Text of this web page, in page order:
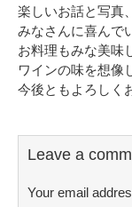
楽しいお話と写真
みなさんに喜んで
お料理もみな美味
ワインの味を想像
今後ともよろしく
Leave a
Your email